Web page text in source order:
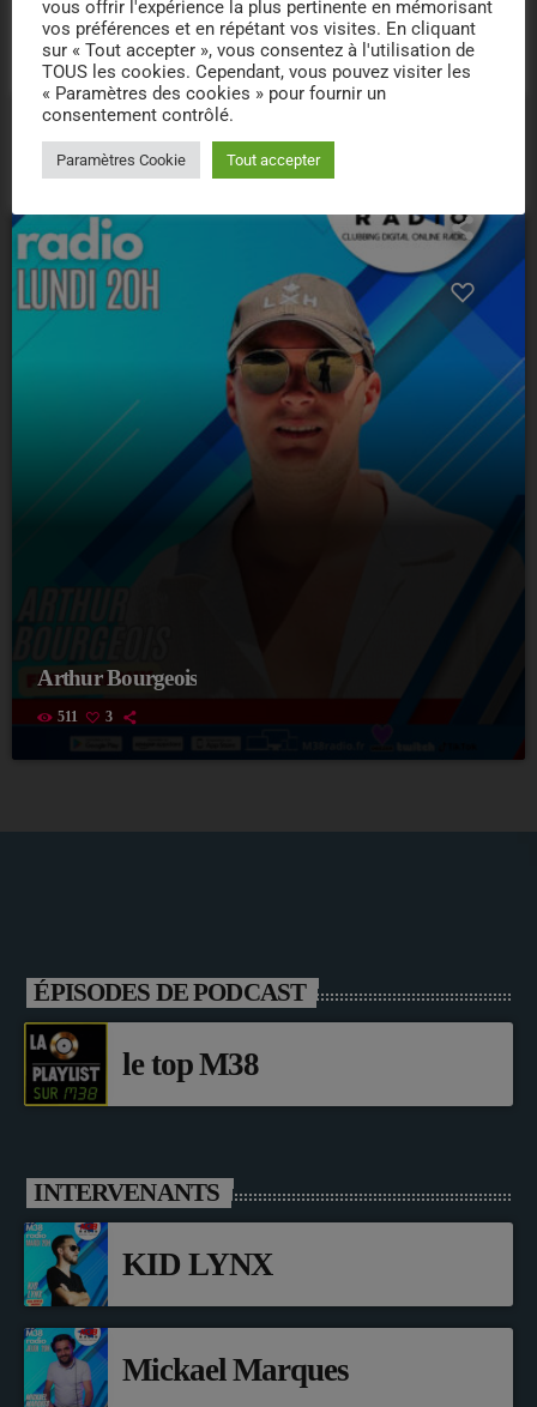
VOUS AIMEREZ AUSSI
Arthur Bourgeois
511 3
ÉPISODES DE PODCAST
le top M38
INTERVENANTS
KID LYNX
Mickael Marques
vous offrir l'expérience la plus pertinente en mémorisant
vos préférences et en répétant vos visites. En cliquant
sur « Tout accepter », vous consentez à l'utilisation de
TOUS les cookies. Cependant, vous pouvez visiter les
« Paramètres des cookies » pour fournir un
consentement contrôlé.
Paramètres Cookie Tout accepter